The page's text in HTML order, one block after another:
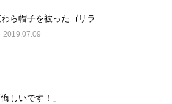
わら帽子を被ったゴリラ
2019.07.09
悔しいです！」